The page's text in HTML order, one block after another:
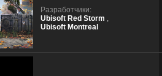
Разработчики:
Ubisoft Red Storm ,
Ubisoft Montreal